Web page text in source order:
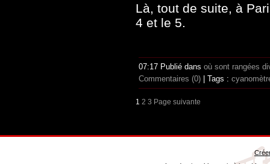
Là, tout de suite, à
4 et le 5.
07:17 Publié dans où sont rangées
Commentaires (0) | Tags :
1 2 3 Page suivante